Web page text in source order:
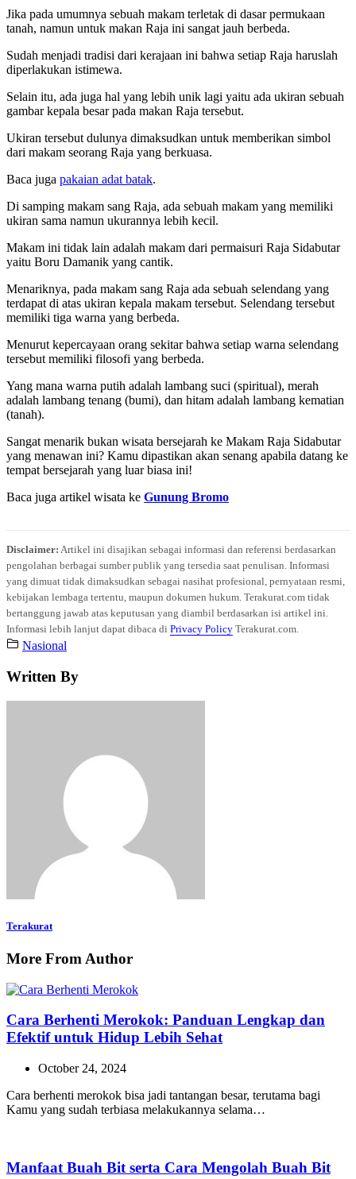
Jika pada umumnya sebuah makam terletak di dasar permukaan
tanah, namun untuk makan Raja ini sangat jauh berbeda.
Sudah menjadi tradisi dari kerajaan ini bahwa setiap Raja haruslah
diperlakukan istimewa.
Selain itu, ada juga hal yang lebih unik lagi yaitu ada ukiran sebuah
gambar kepala besar pada makan Raja tersebut.
Ukiran tersebut dulunya dimaksudkan untuk memberikan simbol
dari makam seorang Raja yang berkuasa.
Baca juga pakaian adat batak.
Di samping makam sang Raja, ada sebuah makam yang memiliki
ukiran sama namun ukurannya lebih kecil.
Makam ini tidak lain adalah makam dari permaisuri Raja Sidabutar
yaitu Boru Damanik yang cantik.
Menariknya, pada makam sang Raja ada sebuah selendang yang
terdapat di atas ukiran kepala makam tersebut. Selendang tersebut
memiliki tiga warna yang berbeda.
Menurut kepercayaan orang sekitar bahwa setiap warna selendang
tersebut memiliki filosofi yang berbeda.
Yang mana warna putih adalah lambang suci (spiritual), merah
adalah lambang tenang (bumi), dan hitam adalah lambang kematian
(tanah).
Sangat menarik bukan wisata bersejarah ke Makam Raja Sidabutar
yang menawan ini? Kamu dipastikan akan senang apabila datang ke
tempat bersejarah yang luar biasa ini!
Baca juga artikel wisata ke Gunung Bromo
Disclaimer: Artikel ini disajikan sebagai informasi dan referensi berdasarkan
pengolahan berbagai sumber publik yang tersedia saat penulisan. Informasi
yang dimuat tidak dimaksudkan sebagai nasihat profesional, pernyataan resmi,
kebijakan lembaga tertentu, maupun dokumen hukum. Terakurat.com tidak
bertanggung jawab atas keputusan yang diambil berdasarkan isi artikel ini.
Informasi lebih lanjut dapat dibaca di Privacy Policy Terakurat.com.
Nasional
Written By
Terakurat
More From Author
Cara Berhenti Merokok: Panduan Lengkap dan
Efektif untuk Hidup Lebih Sehat
October 24, 2024
Cara berhenti merokok bisa jadi tantangan besar, terutama bagi
Kamu yang sudah terbiasa melakukannya selama…
Manfaat Buah Bit serta Cara Mengolah Buah Bit